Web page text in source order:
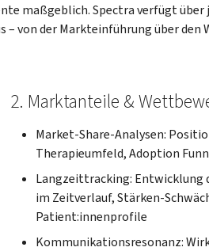
maßgeblich. Spectra verfügt
von der Markteinführung über
2. Marktanteile &
Market-Share-Analysen:
Therapieumfeld, Adoption
Langzeittracking: Entwicklung
im Zeitverlauf, Stärken-
Patient:innenprofile
Kommunikationsresonanz: